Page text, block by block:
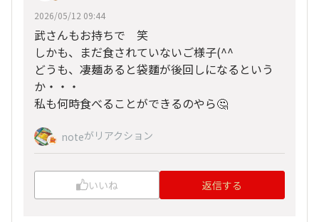
2026/05/12 09:44
武さんもお持ちで 笑
しかも、まだ食されていないご様子(^^
どうも、凄麺あると袋麵が後回しになるという
か・・・
私も何時食べることができるのやら🤔
noteがリアクション
いいね 返信する